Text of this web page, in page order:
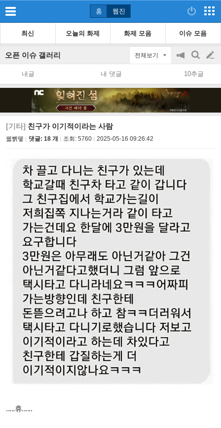
홈 웹진
최신 오늘의 화제 화제 모음 이슈 모음
오픈 이슈 갤러리 전체보기
공
지
on/off
검
색
글
쓰
내글 내 댓글 10추글
[기타] 친구가 이기적이라는 사람
꿻뻵뗗 댓글: 18 개 조회: 5760 2025-05-16 09:26:42
.....휴......